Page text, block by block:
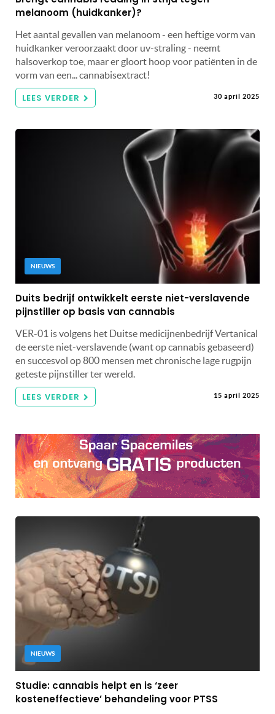
melanoom (huidkanker)?
Het aantal gevallen van melanoom - een heftige vorm van
huidkanker veroorzaakt door uv-straling - neemt
halsoverkop toe, maar er gloort hoop voor patiënten in de
vorm van een... cannabisextract!
LEES VERDER 30 april 2025
NIEUWS
Duits bedrijf ontwikkelt eerste niet-verslavende
pijnstiller op basis van cannabis
VER-01 is volgens het Duitse medicijnenbedrijf Vertanical
de eerste niet-verslavende (want op cannabis gebaseerd)
en succesvol op 800 mensen met chronische lage rugpijn
geteste pijnstiller ter wereld.
LEES VERDER 15 april 2025
NIEUWS
Studie: cannabis helpt en is ‘zeer
kosteneffectieve’ behandeling voor PTSS